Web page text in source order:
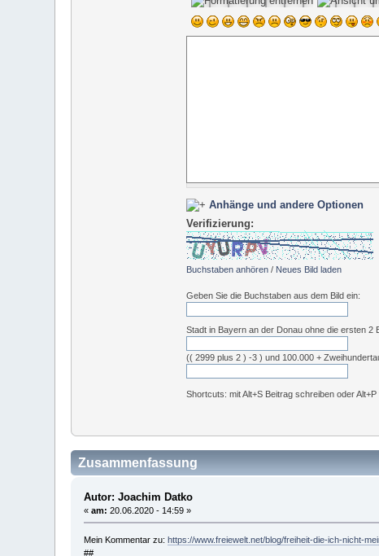
Anhänge und andere Optionen
Verifizierung:
Buchstaben anhören/ Neues Bild laden
Geben Sie die Buchstaben aus dem Bild ein:
Stadt in Bayern an der Donau ohne die ersten 2
(( 2999 plus 2 ) -3 ) und 100.000 +
Shortcuts: mit Alt+S Beitrag schreiben oder
Zusammenfassung
Autor: Joachim Datko
« am: 20.06.2020 - 14:59 »
Mein Kommentar zu: https://www.freiewelt.net/blog/freiheit-die-ich-nicht-
##